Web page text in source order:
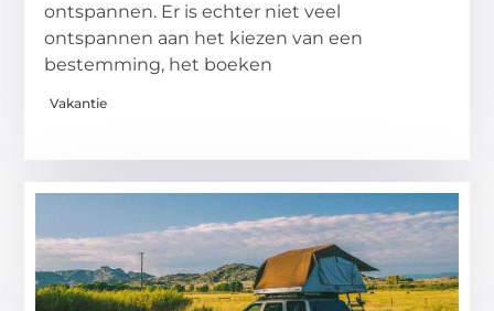
ontspannen. Er is echter niet veel
ontspannen aan het kiezen van een
bestemming, het boeken
Vakantie